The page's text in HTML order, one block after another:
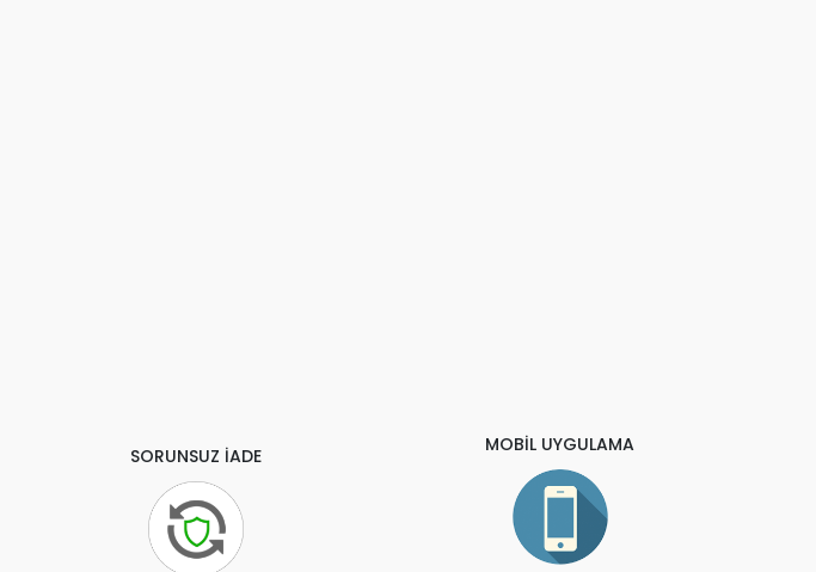
SORUNSUZ İADE MOBİL UYGULAMA